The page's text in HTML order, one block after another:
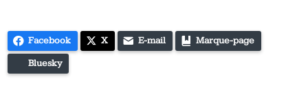
Facebook X E-mail Marque-page
Bluesky